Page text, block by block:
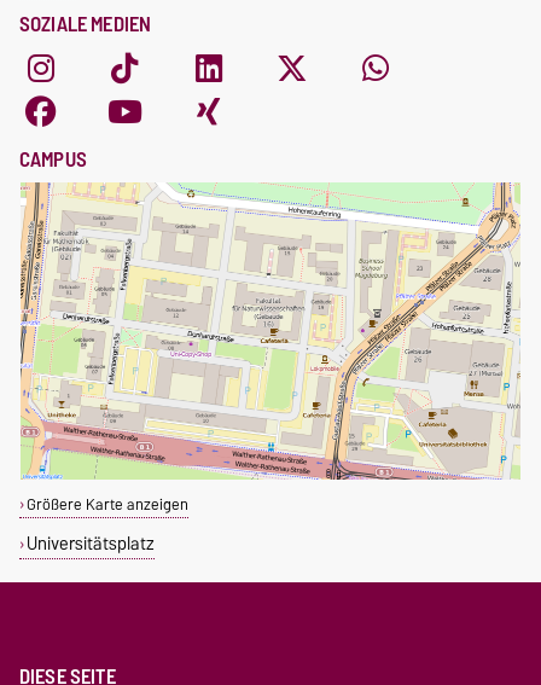
SOZIALE MEDIEN
CAMPUS
Größere Karte anzeigen
Universitätsplatz
DIESE SEITE